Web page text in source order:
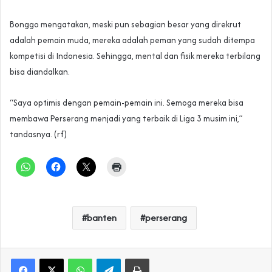
Bonggo mengatakan, meski pun sebagian besar yang direkrut
adalah pemain muda, mereka adalah peman yang sudah ditempa
kompetisi di Indonesia. Sehingga, mental dan fisik mereka terbilang
bisa diandalkan.
“Saya optimis dengan pemain-pemain ini. Semoga mereka bisa
membawa Perserang menjadi yang terbaik di Liga 3 musim ini,”
tandasnya. (rf)
banten perserang
WhatsAppTelegramPrint